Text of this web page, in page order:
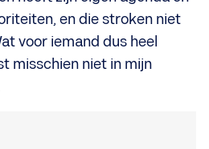
en die stroken niet
voor iemand dus heel
misschien niet in mijn